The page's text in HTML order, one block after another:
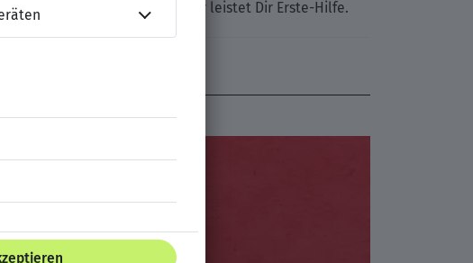
dieses Anschreiben-Muster leistet Dir Erste-Hilfe.